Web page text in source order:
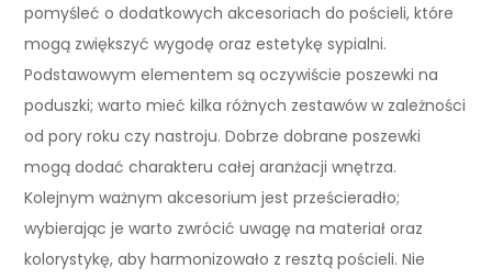
pomyśleć o dodatkowych akcesoriach do pościeli, które
mogą zwiększyć wygodę oraz estetykę sypialni.
Podstawowym elementem są oczywiście poszewki na
poduszki; warto mieć kilka różnych zestawów w zależności
od pory roku czy nastroju. Dobrze dobrane poszewki
mogą dodać charakteru całej aranżacji wnętrza.
Kolejnym ważnym akcesorium jest prześcieradło;
wybierając je warto zwrócić uwagę na materiał oraz
kolorystykę, aby harmonizowało z resztą pościeli. Nie